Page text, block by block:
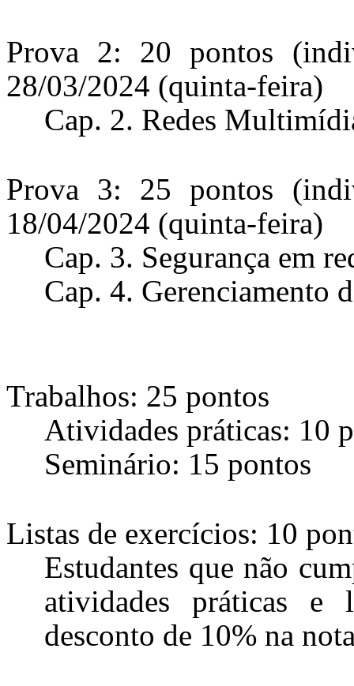
Prova 2: 20 pontos
28/03/2024 (quinta-feira)
Cap. 2. Redes
Prova 3: 25 pontos
18/04/2024 (quinta-feira)
Cap. 3. Segurança em
Cap. 4. Gerenciamento
Trabalhos: 25 pontos
Atividades práticas: 10
Seminário: 15 pontos
Listas de exercícios: 10
Estudantes que não
atividades práticas e
desconto de 10% na